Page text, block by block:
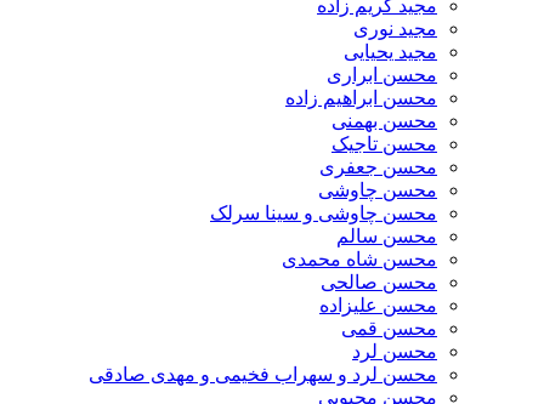
مجید کریم زاده
مجید نوری
مجید یحیایی
محسن ابراری
محسن ابراهیم زاده
محسن بهمنی
محسن تاجیک
محسن جعفری
محسن چاوشی
محسن چاوشی و سینا سرلک
محسن سالم
محسن شاه محمدی
محسن صالحی
محسن علیزاده
محسن قمی
محسن لرد
محسن لرد و سهراب فخیمی و مهدی صادقی
محسن محبوبی